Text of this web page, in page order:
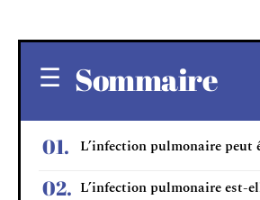
Sommaire
L’infection pulmonaire peut
L’infection pulmonaire est-